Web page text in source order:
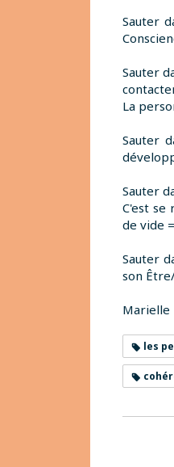
Sauter
Sauter
La
Sauter
Sauter
C'est se
de vide
Sauter
son
Marielle
les